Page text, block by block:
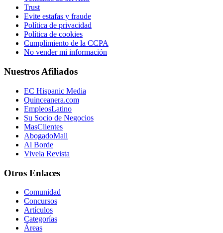
Trust
Evite estafas y fraude
Política de privacidad
Política de cookies
Cumplimiento de la CCPA
No vender mi información
Nuestros Afiliados
EC Hispanic Media
Quinceanera.com
EmpleosLatino
Su Socio de Negocios
MasClientes
AbogadoMall
Al Borde
Vivela Revista
Otros Enlaces
Comunidad
Concursos
Artículos
Categorías
Áreas